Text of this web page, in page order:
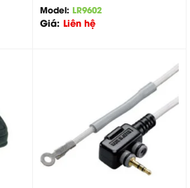
Model: LR9602
Giá: Liên hệ